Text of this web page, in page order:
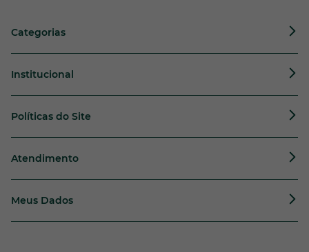
Categorias
Institucional
Políticas do Site
Atendimento
Meus Dados